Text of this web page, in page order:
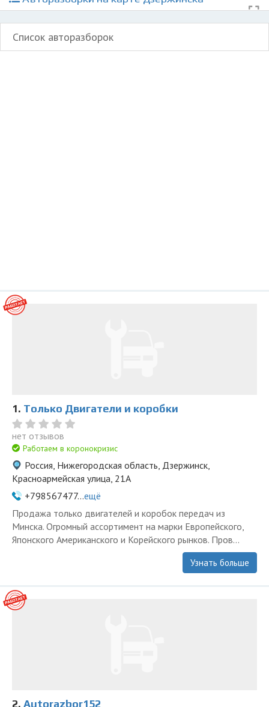
Список авторазборок
1. Только Двигатели и коробки
нет отзывов
Работаем в коронокризис
Россия, Нижегородская область, Дзержинск,
Красноармейская улица, 21А
+798567477...ещё
Продажа только двигателей и коробок передач из
Минска. Огромный ассортимент на марки Европейского,
Японского Американского и Корейского рынков. Пров...
Узнать больше
2. Autorazbor152